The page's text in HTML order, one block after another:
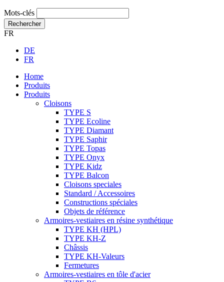
Mots-clés
Rechercher
FR
DE
FR
Home
Produits
Produits
Cloisons
TYPE S
TYPE Ecoline
TYPE Diamant
TYPE Saphir
TYPE Topas
TYPE Onyx
TYPE Kidz
TYPE Balcon
Cloisons speciales
Standard / Accessoires
Constructions spéciales
Objets de référence
Armoires-vestiaires en résine synthétique
TYPE KH (HPL)
TYPE KH-Z
Châssis
TYPE KH-Valeurs
Fermetures
Armoires-vestiaires en tôle d'acier